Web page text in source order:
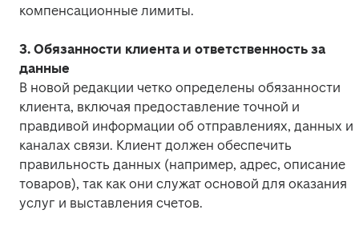
компенсационные лимиты.
3. Обязанности клиента и ответственность за
В новой редакции четко определены обязанности
клиента, включая предоставление точной и
правдивой информации об отправлениях, данных и
каналах связи. Клиент должен обеспечить
правильность данных (например, адрес, описание
товаров), так как они служат основой для оказания
услуг и выставления счетов.